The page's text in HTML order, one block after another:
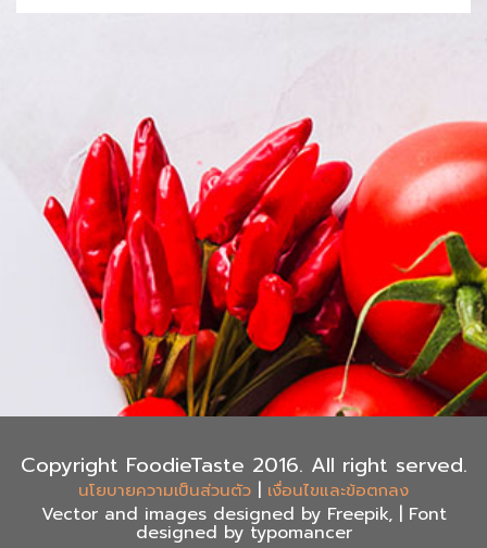
Copyright FoodieTaste 2016. All right served.
นโยบายความเป็นส่วนตัว เงื่อนไขและข้อตกลง
Vector and images designed by Freepik, | Font
designed by typomancer